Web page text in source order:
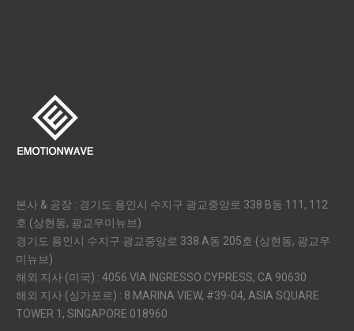
본사 & 공장 : 경기도 용인시 수지구 광교중앙로 338 B동 111, 112
호 (상현동, 광교우미뉴브)
경기도 용인시 수지구 광교중앙로 338 A동 205호 (상현동, 광교우
미뉴브)
해외 지사 (미국) : 4056 VIA INGRESSO CYPRESS, CA 90630
해외 지사 (싱가포르) : 8 MARINA VIEW, #39-04, ASIA SQUARE
TOWER 1, SINGAPORE 018960